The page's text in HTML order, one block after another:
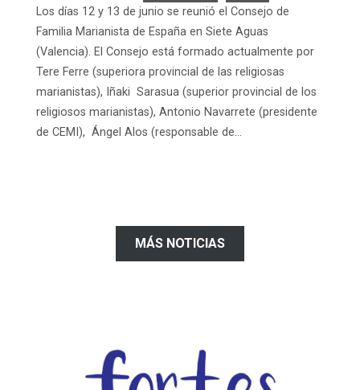
Los días 12 y 13 de junio se reunió el Consejo de
Familia Marianista de España en Siete Aguas
(Valencia). El Consejo está formado actualmente por
Tere Ferre (superiora provincial de las religiosas
marianistas), Iñaki Sarasua (superior provincial de los
religiosos marianistas), Antonio Navarrete (presidente
de CEMI), Ángel Alos (responsable de...
MÁS NOTICIAS